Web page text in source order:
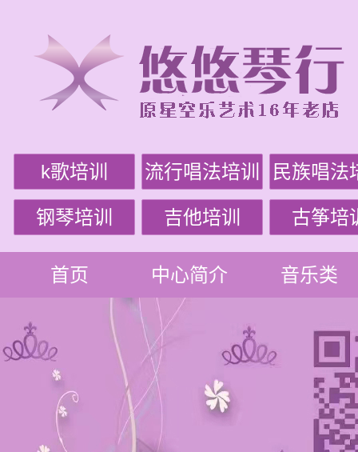
k歌培训 流行唱法培训 民族唱法
钢琴培训 吉他培训 古筝培
首页 中心简介 音乐类